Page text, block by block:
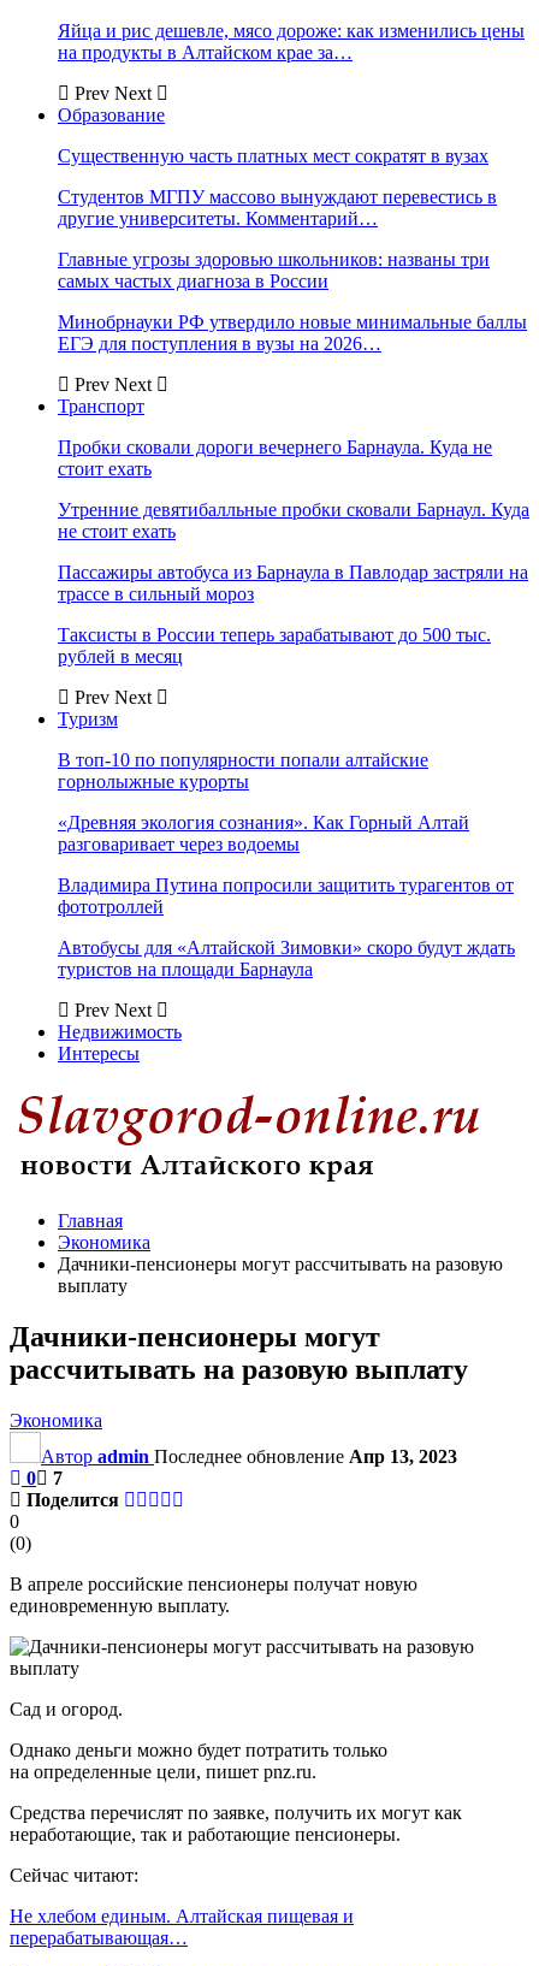
Яйца и рис дешевле, мясо дороже: как изменились цены
на продукты в Алтайском крае за…
Prev Next
Образование
Существенную часть платных мест сократят в вузах
Студентов МГПУ массово вынуждают перевестись в
другие университеты. Комментарий…
Главные угрозы здоровью школьников: названы три
самых частых диагноза в России
Минобрнауки РФ утвердило новые минимальные баллы
ЕГЭ для поступления в вузы на 2026…
Prev Next
Транспорт
Пробки сковали дороги вечернего Барнаула. Куда не
стоит ехать
Утренние девятибалльные пробки сковали Барнаул. Куда
не стоит ехать
Пассажиры автобуса из Барнаула в Павлодар застряли на
трассе в сильный мороз
Таксисты в России теперь зарабатывают до 500 тыс.
рублей в месяц
Prev Next
Туризм
В топ-10 по популярности попали алтайские
горнолыжные курорты
«Древняя экология сознания». Как Горный Алтай
разговаривает через водоемы
Владимира Путина попросили защитить турагентов от
фототроллей
Автобусы для «Алтайской Зимовки» скоро будут ждать
туристов на площади Барнаула
Prev Next
Недвижимость
Интересы
Главная
Экономика
Дачники-пенсионеры могут рассчитывать на разовую
выплату
Дачники-пенсионеры могут
рассчитывать на разовую выплату
Экономика
Автор admin Последнее обновление Апр 13, 2023
0
7
Поделится
0
(0)
В апреле российские пенсионеры получат новую
единовременную выплату.
Сад и огород.
Однако деньги можно будет потратить только
на определенные цели, пишет pnz.ru.
Средства перечислят по заявке, получить их могут как
неработающие, так и работающие пенсионеры.
Сейчас читают:
Не хлебом единым. Алтайская пищевая и
перерабатывающая…